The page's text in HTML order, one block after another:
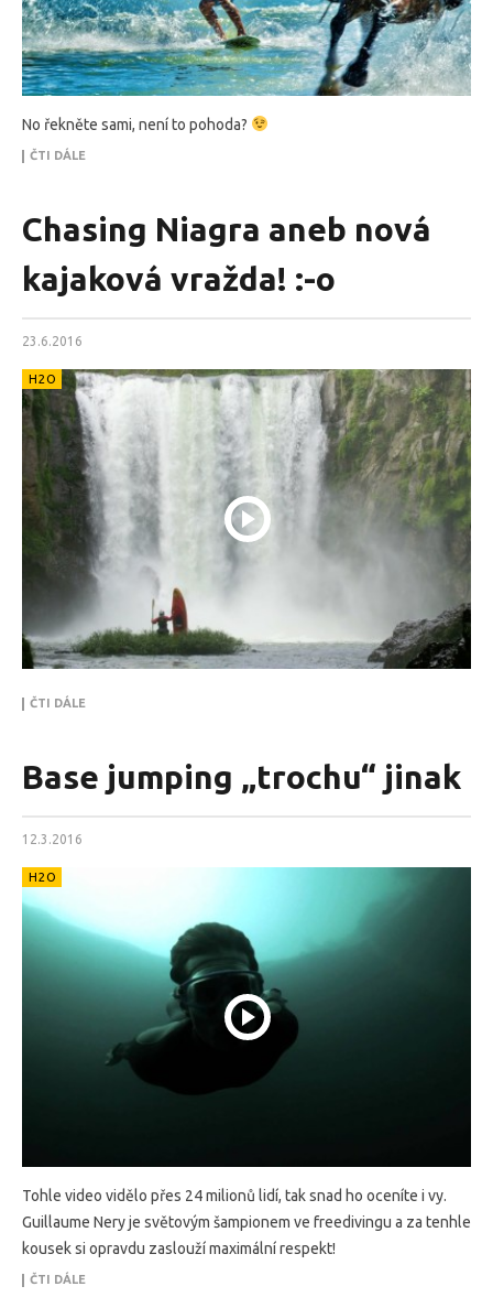
No řekněte sami, není to pohoda?
ČTI DÁLE
Chasing Niagra aneb nová
kajaková vražda! :-o
23.6.2016
H2O
ČTI DÁLE
Base jumping „trochu“ jinak
12.3.2016
H2O
Tohle video vidělo přes 24 milionů lidí, tak snad ho oceníte i vy.
Guillaume Nery je světovým šampionem ve freedivingu a za tenhle
kousek si opravdu zaslouží maximální respekt!
ČTI DÁLE